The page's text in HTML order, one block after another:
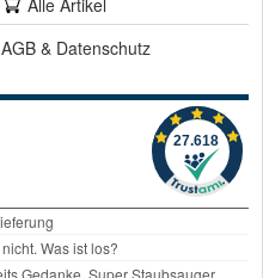
Alle Artikel
AGB & Datenschutz